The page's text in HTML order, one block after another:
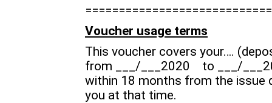
Voucher usage terms
Τhis voucher covers your….
from ___/___2020 to ___/
within 18 months from the issue
you at that time.